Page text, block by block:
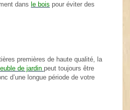
dans le bois pour éviter des
premières de haute qualité, la
de jardin peut toujours être
d’une longue période de votre